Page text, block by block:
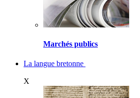
Marchés publics
La langue bretonne
X